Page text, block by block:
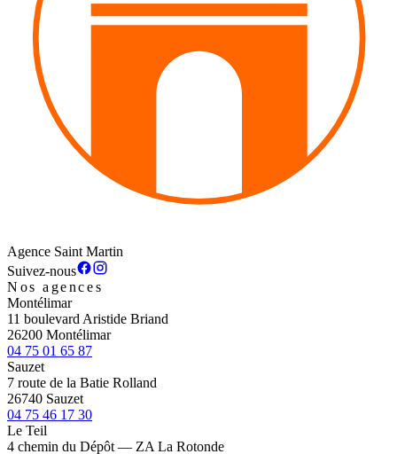
Agence Saint Martin
Suivez-nous
Nos agences
Montélimar
11 boulevard Aristide Briand
26200 Montélimar
04 75 01 65 87
Sauzet
7 route de la Batie Rolland
26740 Sauzet
04 75 46 17 30
Le Teil
4 chemin du Dépôt — ZA La Rotonde